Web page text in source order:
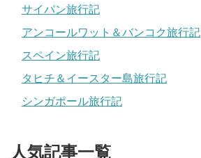
サイパン旅行記
アンコールワット＆バンコク旅行記
スペイン旅行記
タヒチ＆イースター島旅行記
シンガポール旅行記
人気記事一覧